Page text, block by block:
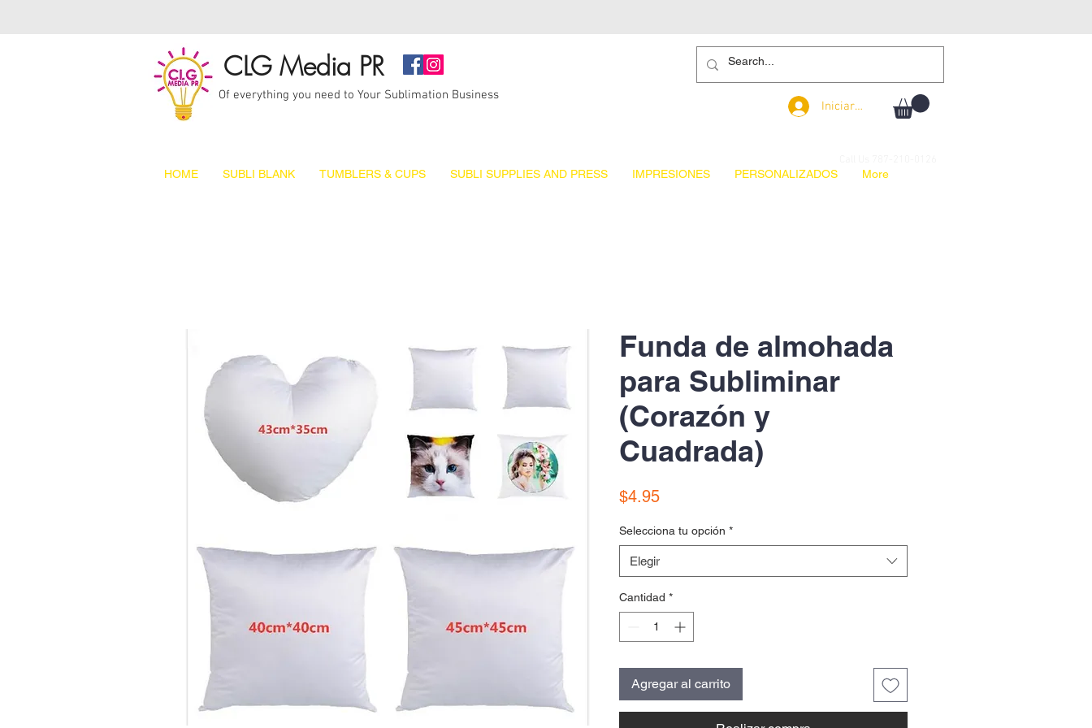
CLG Media PR
Of everything you need to Your Sublimation Business
Iniciar sesión
HOME SUBLI BLANK TUMBLERS & CUPS SUBLI SUPPLIES AND PRESS IMPRESIONES PERSONALIZADOS More
Funda de almohada
para Subliminar
(Corazón y
Cuadrada)
$4.95Precio
Selecciona tu opción *
Elegir
Cantidad *
Agregar al carrito